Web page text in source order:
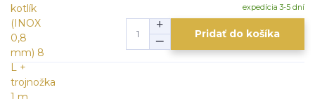
expedícia 3-5 dní
Pridať do košíka